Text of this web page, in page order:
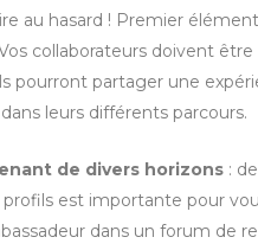
au hasard ! Premier
collaborateurs doivent être
pourront partager une
leurs différents parcours.
de divers horizons :
est importante pour
dans un forum de